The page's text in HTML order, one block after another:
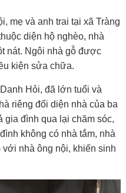
mẹ và anh trai tại xã Tràng
diện hộ nghèo, nhà
nát. Ngôi nhà gỗ được
kiện sửa chữa.
Hỏi, đã lớn tuổi và
riêng đối diện nhà của ba
gia đình qua lại chăm sóc,
không có nhà tắm, nhà
nhà ông nội, khiến sinh